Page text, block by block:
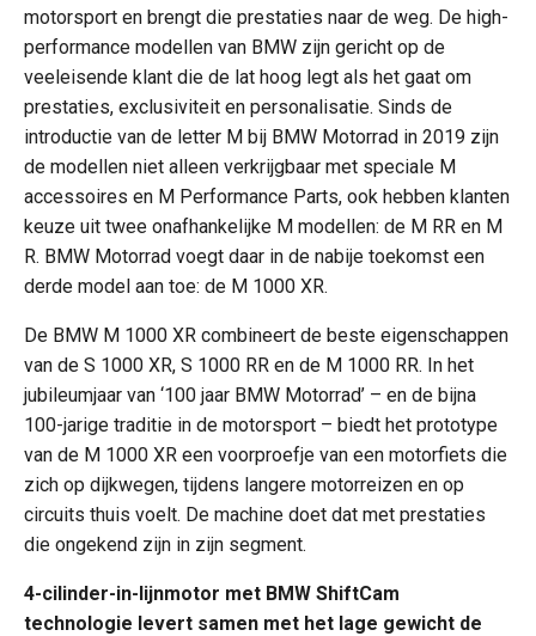
motorsport en brengt die prestaties naar de weg. De high-
performance modellen van BMW zijn gericht op de
veeleisende klant die de lat hoog legt als het gaat om
prestaties, exclusiviteit en personalisatie. Sinds de
introductie van de letter M bij BMW Motorrad in 2019 zijn
de modellen niet alleen verkrijgbaar met speciale M
accessoires en M Performance Parts, ook hebben klanten
keuze uit twee onafhankelijke M modellen: de M RR en M
R. BMW Motorrad voegt daar in de nabije toekomst een
derde model aan toe: de M 1000 XR.
De BMW M 1000 XR combineert de beste eigenschappen
van de S 1000 XR, S 1000 RR en de M 1000 RR. In het
jubileumjaar van ‘100 jaar BMW Motorrad’ – en de bijna
100-jarige traditie in de motorsport – biedt het prototype
van de M 1000 XR een voorproefje van een motorfiets die
zich op dijkwegen, tijdens langere motorreizen en op
circuits thuis voelt. De machine doet dat met prestaties
die ongekend zijn in zijn segment.
4-cilinder-in-lijnmotor met BMW ShiftCam
technologie levert samen met het lage gewicht de